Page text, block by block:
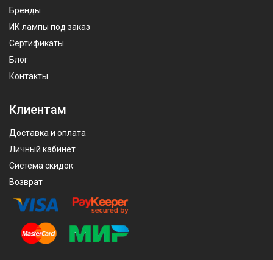
Бренды
ИК лампы под заказ
Сертификаты
Блог
Контакты
Клиентам
Доставка и оплата
Личный кабинет
Система скидок
Возврат